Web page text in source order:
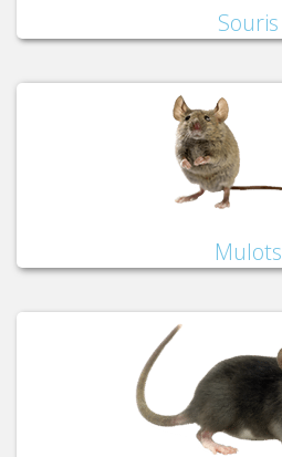
Souris
Mulots